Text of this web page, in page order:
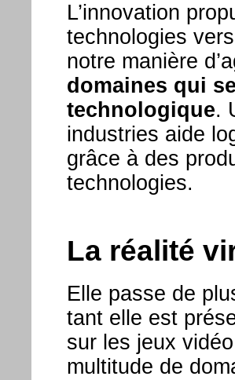
L’innovation
technologies
notre manière
domaines qui
technologique.
industries aide
grâce à des
technologies.
La réalité
Elle passe de
tant elle est
sur les jeux
multitude de